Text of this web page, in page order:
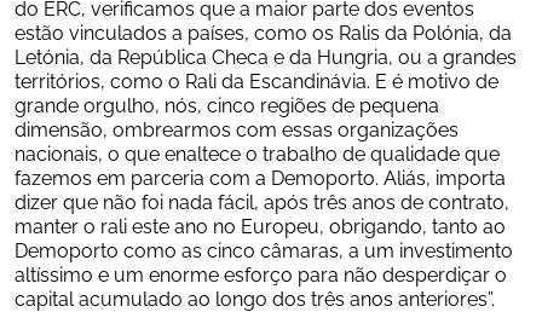
do ERC, verificamos que a maior parte dos eventos
estão vinculados a países, como os Ralis da Polónia, da
Letónia, da República Checa e da Hungria, ou a grandes
territórios, como o Rali da Escandinávia. E é motivo de
grande orgulho, nós, cinco regiões de pequena
dimensão, ombrearmos com essas organizações
nacionais, o que enaltece o trabalho de qualidade que
fazemos em parceria com a Demoporto. Aliás, importa
dizer que não foi nada fácil, após três anos de contrato,
manter o rali este ano no Europeu, obrigando, tanto ao
Demoporto como as cinco câmaras, a um investimento
altíssimo e um enorme esforço para não desperdiçar o
capital acumulado ao longo dos três anos anteriores”.